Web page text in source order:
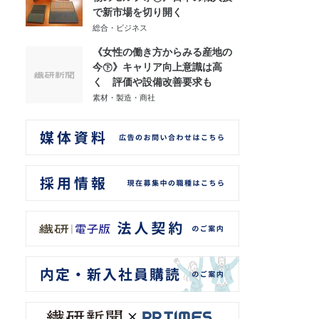
で新市場を切り開く
総合・ビジネス
《女性の働き方からみる産地の
今㊦》キャリア向上意識は高
く 評価や設備改善要求も
素材・製造・商社